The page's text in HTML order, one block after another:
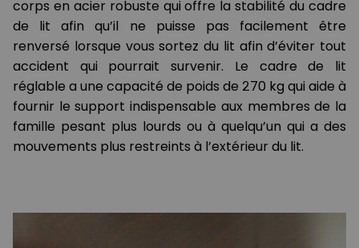
corps en acier robuste qui offre la stabilité du cadre
de lit afin qu’il ne puisse pas facilement être
renversé lorsque vous sortez du lit afin d’éviter tout
accident qui pourrait survenir. Le cadre de lit
réglable a une capacité de poids de 270 kg qui aide à
fournir le support indispensable aux membres de la
famille pesant plus lourds ou à quelqu’un qui a des
mouvements plus restreints à l’extérieur du lit.